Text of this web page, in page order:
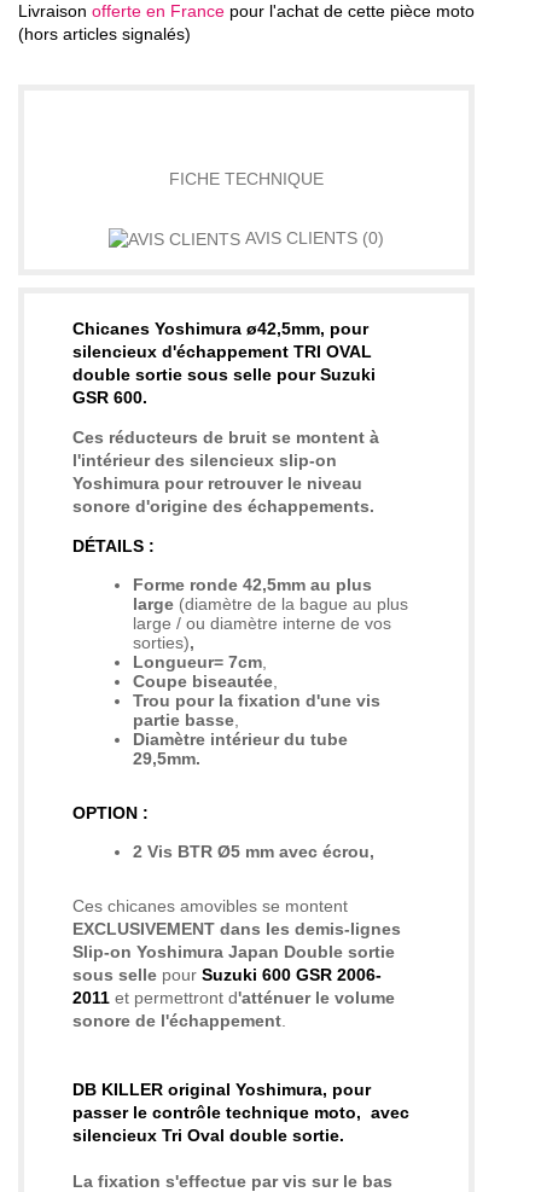
Livraison offerte en France pour l'achat de cette pièce moto
(hors articles signalés)
FICHE TECHNIQUE
AVIS CLIENTS (0)
Chicanes Yoshimura ø42,5mm, pour
silencieux d'échappement TRI OVAL
double sortie sous selle pour Suzuki
GSR 600.
Ces réducteurs de bruit se montent à
l'intérieur des silencieux slip-on
Yoshimura pour retrouver le niveau
sonore d'origine des échappements.
DÉTAILS :
Forme ronde 42,5mm au plus
large (diamètre de la bague au plus
large / ou diamètre interne de vos
sorties),
Longueur= 7cm
Coupe biseautée
Trou pour la fixation d'une vis
partie basse
Diamètre intérieur du tube
29,5mm.
OPTION :
2 Vis BTR Ø5 mm avec écrou,
Ces chicanes amovibles se montent
EXCLUSIVEMENT dans les demis-lignes
Slip-on Yoshimura Japan Double sortie
sous selle pour Suzuki 600 GSR 2006-
2011 et permettront d'atténuer le volume
sonore de l'échappement
DB KILLER original Yoshimura, pour
passer le contrôle technique moto, avec
silencieux Tri Oval double sortie.
La fixation s'effectue par vis sur le bas